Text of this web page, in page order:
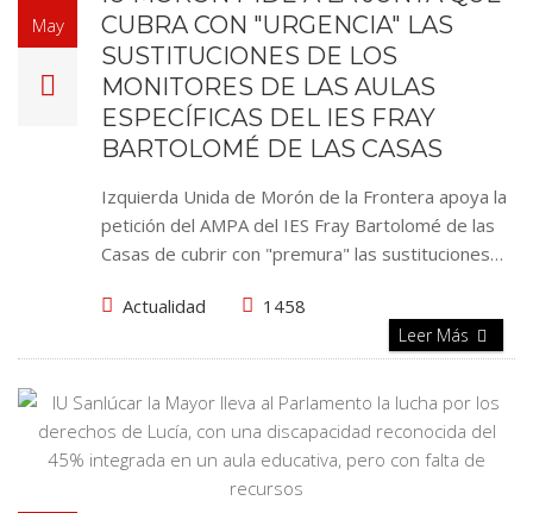
May
CUBRA CON "URGENCIA" LAS
SUSTITUCIONES DE LOS
MONITORES DE LAS AULAS
ESPECÍFICAS DEL IES FRAY
BARTOLOMÉ DE LAS CASAS
Izquierda Unida de Morón de la Frontera apoya la
petición del AMPA del IES Fray Bartolomé de las
Casas de cubrir con "premura" las sustituciones…
Actualidad 1458
Leer Más